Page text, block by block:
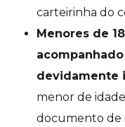
carteirinha do
Menores de
devidamente
menor de
documento de